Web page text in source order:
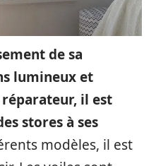
de sa
lumineux et
il est
stores à ses
modèles, il est